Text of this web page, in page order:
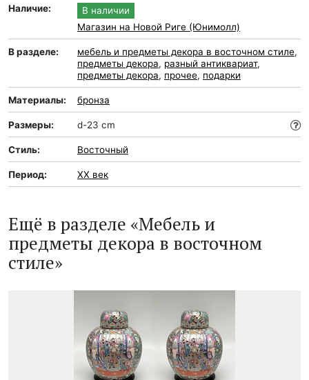
Наличие:
В наличии
Магазин на Новой Риге (Юнимолл)
В разделе: мебель и предметы декора в восточном стиле,
предметы декора, разный антиквариат,
предметы декора, прочее, подарки
Материалы: бронза
Размеры: d-23 cm
Стиль: Восточный
Период: XX век
Ещё в разделе «Мебель и
предметы декора в восточном
стиле»